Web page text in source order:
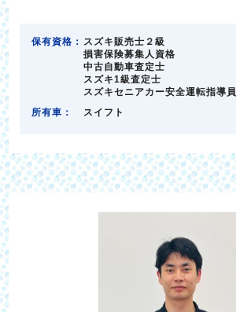
保有資格： スズキ販売士２級
損害保険募集人資格
中古自動車査定士
スズキ1級査定士
スズキセニアカー安全運転指導員
所有車：
スイフト